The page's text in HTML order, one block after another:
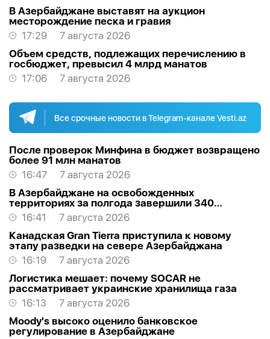
В Азербайджане выставят на аукцион
месторождение песка и гравия
17:29
7 августа 2026
Объем средств, подлежащих перечислению в
госбюджет, превысил 4 млрд манатов
17:06
7 августа 2026
Все срочные новости в Telegram-канале Vesti.az
После проверок Минфина в бюджет возвращено
более 91 млн манатов
16:47
7 августа 2026
В Азербайджане на освобожденных
территориях за полгода завершили 340
проектов
16:41
7 августа 2026
Канадская Gran Tierra приступила к новому
этапу разведки на севере Азербайджана
16:19
7 августа 2026
Логистика мешает: почему SOCAR не
рассматривает украинские хранилища газа
16:13
7 августа 2026
Moody's высоко оценило банковское
регулирование в Азербайджане